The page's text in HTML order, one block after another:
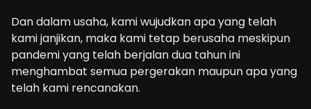
Dan dalam usaha, kami wujudkan apa yang telah
kami janjikan, maka kami tetap berusaha meskipun
pandemi yang telah berjalan dua tahun ini
menghambat semua pergerakan maupun apa yang
telah kami rencanakan.